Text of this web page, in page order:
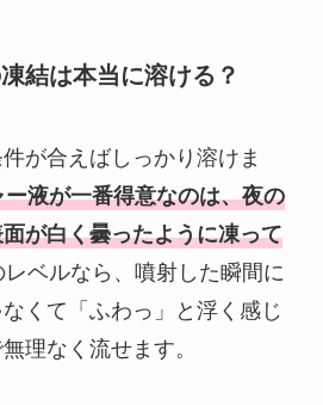
結は本当に溶ける？
が合えばしっかり溶けま
液が一番得意なのは、夜の
が白く曇ったように凍って
レベルなら、噴射した瞬間に
くて「ふわっ」と浮く感じ
理なく流せます。